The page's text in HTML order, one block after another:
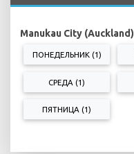
Manukau City (Auckland)
ПОНЕДЕЛЬНИК (1)
СРЕДА (1)
ПЯТНИЦА (1)